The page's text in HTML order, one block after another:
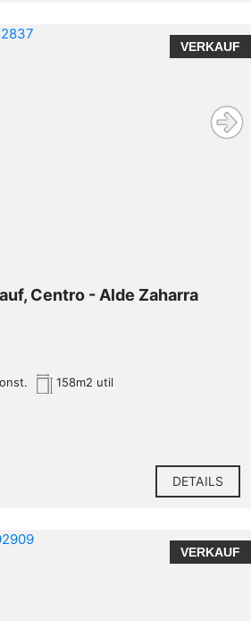
VERKAUF
Centro - Alde Zaharra
158m2 util
DETAILS
VERKAUF